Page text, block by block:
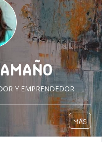
Y EMPRENDEDOR
MÁS